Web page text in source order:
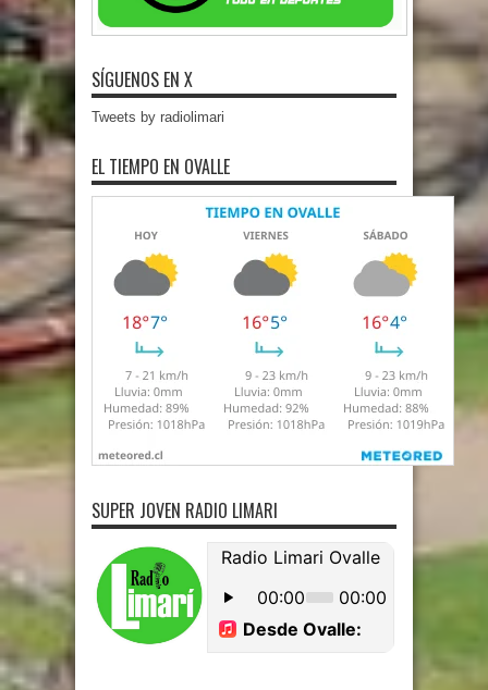
SÍGUENOS EN X
Tweets by radiolimari
EL TIEMPO EN OVALLE
SUPER JOVEN RADIO LIMARI